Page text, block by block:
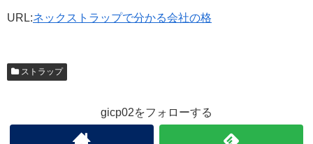
URL:ネックストラップで分かる会社の格
ストラップ
gicp02をフォローする